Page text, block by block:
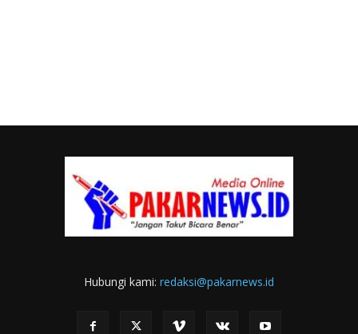
Hubungi kami: redaksi@pakarnews.id